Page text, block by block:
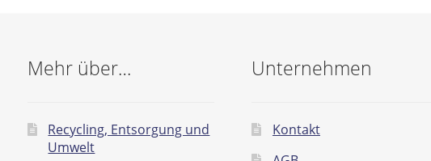
Mehr über…
Recycling, Entsorgung und
Umwelt
Unternehmen
Kontakt